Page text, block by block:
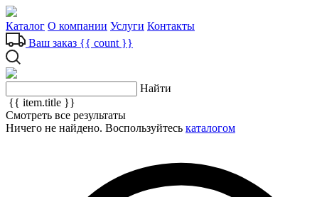
Каталог О компании Услуги Контакты
Ваш заказ {{ count }}
Найти
{{ item.title }}
Смотреть все результаты
Ничего не найдено. Воспользуйтесь каталогом